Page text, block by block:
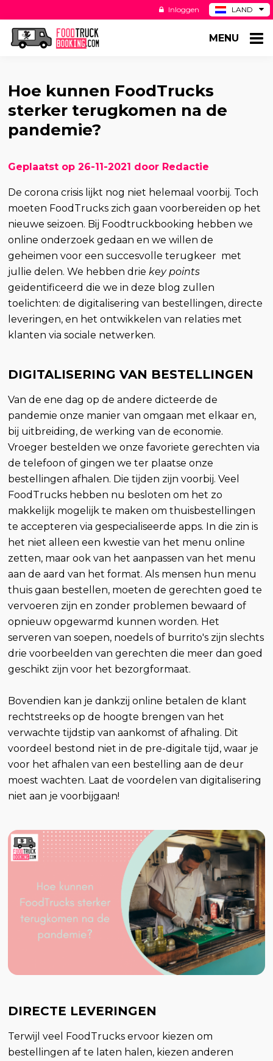
LAND
DE
Inloggen
MENU
Hoe kunnen FoodTrucks
sterker terugkomen na de
pandemie?
Geplaatst op 26-11-2021 door Redactie
De corona crisis lijkt nog niet helemaal voorbij. Toch
moeten FoodTrucks zich gaan voorbereiden op het
nieuwe seizoen. Bij Foodtruckbooking hebben we
online onderzoek gedaan en we willen de
geheimen voor een succesvolle terugkeer met
jullie delen. We hebben driekey points
geïdentificeerd die we in deze blog zullen
toelichten: de digitalisering van bestellingen, directe
leveringen, en het ontwikkelen van relaties met
klanten via sociale netwerken.
DIGITALISERING VAN BESTELLINGEN
Van de ene dag op de andere dicteerde de
pandemie onze manier van omgaan met elkaar en,
bij uitbreiding, de werking van de economie.
Vroeger bestelden we onze favoriete gerechten via
de telefoon of gingen we ter plaatse onze
bestellingen afhalen. Die tijden zijn voorbij. Veel
FoodTrucks hebben nu besloten om het zo
makkelijk mogelijk te maken om thuisbestellingen
te accepteren via gespecialiseerde apps. In die zin is
het niet alleen een kwestie van het menu online
zetten, maar ook van het aanpassen van het menu
aan de aard van het format. Als mensen hun menu
thuis gaan bestellen, moeten de gerechten goed te
vervoeren zijn en zonder problemen bewaard of
opnieuw opgewarmd kunnen worden. Het
serveren van soepen, noedels of burrito's zijn slechts
drie voorbeelden van gerechten die meer dan goed
geschikt zijn voor het bezorgformaat.
Bovendien kan je dankzij online betalen de klant
rechtstreeks op de hoogte brengen van het
verwachte tijdstip van aankomst of afhaling. Dit
voordeel bestond niet in de pre-digitale tijd, waar je
voor het afhalen van een bestelling aan de deur
moest wachten. Laat de voordelen van digitalisering
niet aan je voorbijgaan!
DIRECTE LEVERINGEN
Terwijl veel FoodTrucks ervoor kiezen om
bestellingen af te laten halen, kiezen anderen